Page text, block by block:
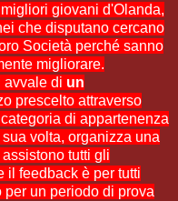
giovani d'Olanda,
che disputano cercano
Società perché sanno
migliorare.
avvale di un
prescelto attraverso
di appartenenza
volta, organizza una
tutti gli
il feedback è per tutti
un periodo di prova